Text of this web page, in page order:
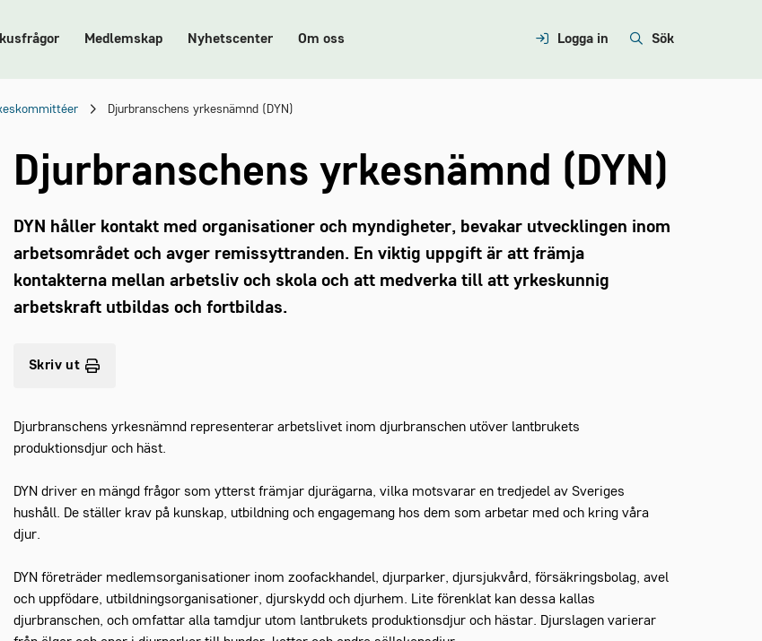
Medlemskap Nyhetscenter Om oss Logga in Sök
Djurbranschens yrkesnämnd (DYN)
Djurbranschens yrkesnämnd (DYN)
DYN håller kontakt med organisationer och myndigheter, bevakar utvecklingen inom
arbetsområdet och avger remissyttranden. En viktig uppgift är att främja
kontakterna mellan arbetsliv och skola och att medverka till att yrkeskunnig
arbetskraft utbildas och fortbildas.
Skriv ut
Djurbranschens yrkesnämnd representerar arbetslivet inom djurbranschen utöver lantbrukets
produktionsdjur och häst.
DYN driver en mängd frågor som ytterst främjar djurägarna, vilka motsvarar en tredjedel av Sveriges
hushåll. De ställer krav på kunskap, utbildning och engagemang hos dem som arbetar med och kring våra
djur.
DYN företräder medlemsorganisationer inom zoofackhandel, djurparker, djursjukvård, försäkringsbolag, avel
och uppfödare, utbildningsorganisationer, djurskydd och djurhem. Lite förenklat kan dessa kallas
djurbranschen, och omfattar alla tamdjur utom lantbrukets produktionsdjur och hästar. Djurslagen varierar